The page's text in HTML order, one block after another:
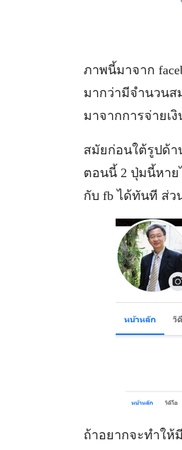
ภาพนี้มาจาก
มากว่ามีจำนวนส
มาจากการจ่ายเ
สมัยก่อนใต้รูปด้
ตอนนี้ 2 ปุ่มนี้หาย
กับ fb ได้ทันที ส่ว
ถ้าอยากจะทำให้